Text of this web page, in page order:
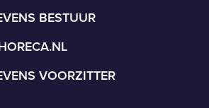
BESTUUR
VOORZITTER